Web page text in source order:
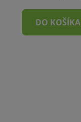
DO KOŠÍKA